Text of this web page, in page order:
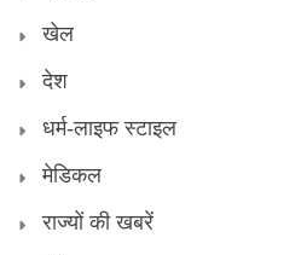
खेल
देश
धर्म-लाइफ स्टाइल
मेडिकल
राज्यों की खबरें